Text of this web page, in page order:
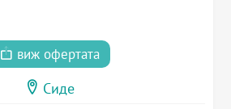
виж офертата
Сиде